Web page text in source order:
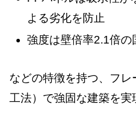
よる劣化を防止
強度は壁倍率2.1倍の
などの特徴を持つ、フ
工法）で強固な建築を実